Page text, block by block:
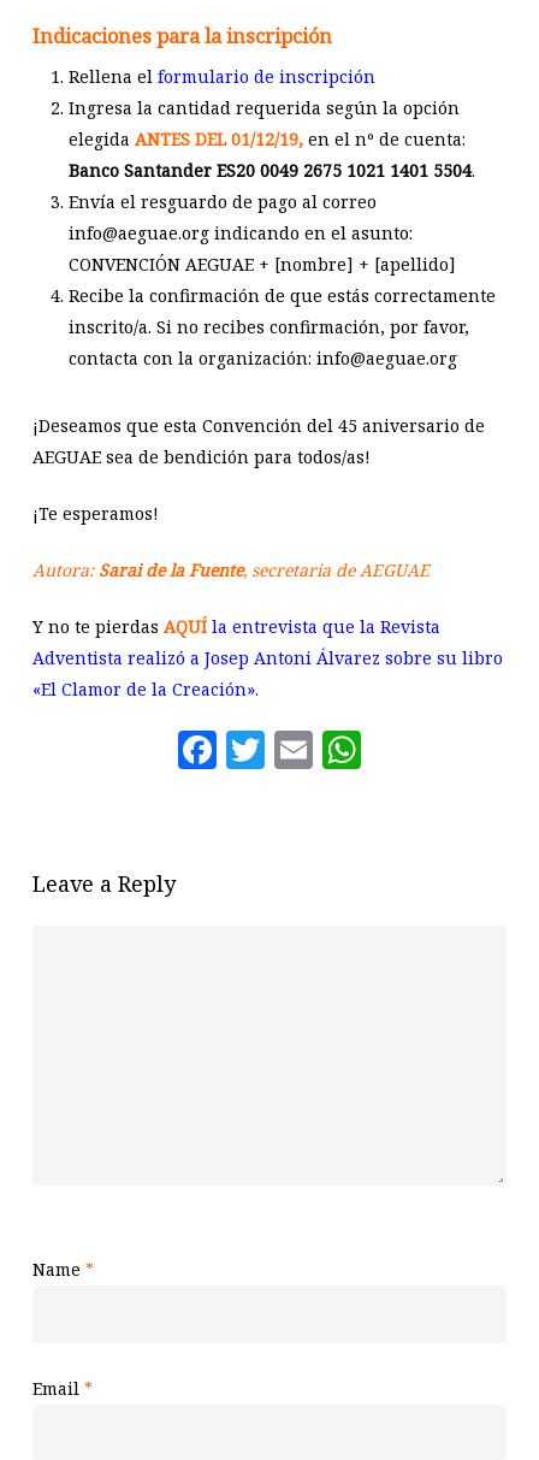
Indicaciones para la inscripción
Rellena el formulario de inscripción
Ingresa la cantidad requerida según la opción
elegida ANTES DEL 01/12/19,en el nº de cuenta:
Banco Santander ES20 0049 2675 1021 1401 5504.
Envía el resguardo de pago al correo
info@aeguae.org indicando en el asunto:
CONVENCIÓN AEGUAE + [nombre] + [apellido]
Recibe la confirmación de que estás correctamente
inscrito/a. Si no recibes confirmación, por favor,
contacta con la organización: info@aeguae.org
¡Deseamos que esta Convención del 45 aniversario de
AEGUAE sea de bendición para todos/as!
¡Te esperamos!
Autora: Sarai de la Fuente, secretaria de AEGUAE
Y no te pierdas AQUÍla entrevista que la Revista
Adventista realizó a Josep Antoni Álvarez sobre su libro
«El Clamor de la Creación».
Facebook
Twitter
Email
Leave a Reply
Name *
Email *